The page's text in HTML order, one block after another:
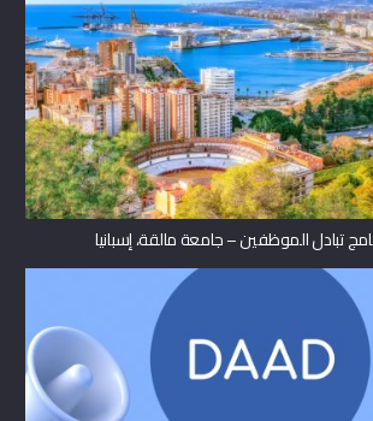
تبادل الموظفين – جامعة مالقة، إسبانيا